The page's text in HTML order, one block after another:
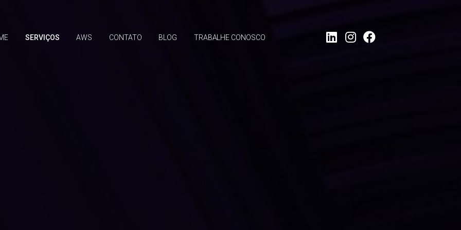
SERVIÇOS AWS CONTATO BLOG TRABALHE CONOSCO LinkedInInstagramFacebook